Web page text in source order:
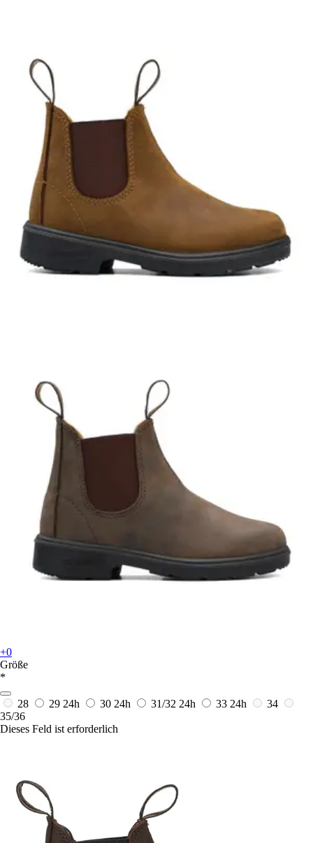
+0
Größe
*
28 29 24h 30 24h 31/32 24h 33 24h
34
35/36
Dieses Feld ist erforderlich